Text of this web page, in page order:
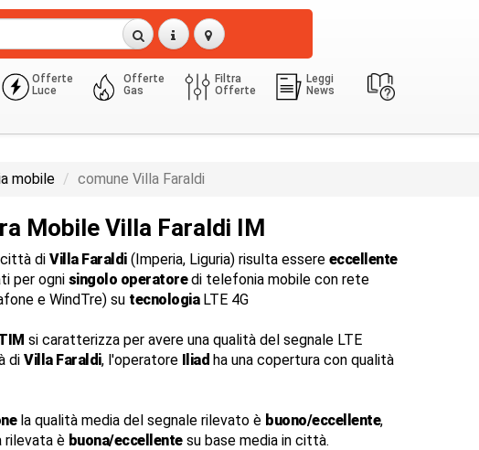
Offerte
Luce
Offerte
Gas
Filtra
Offerte
Leggi
News
mobile comune Villa Faraldi
Mobile Villa Faraldi IM
città di Villa Faraldi(Imperia, Liguria) risulta essere eccellente
per ogni singolo operatoredi telefonia mobile con rete
e WindTre) su tecnologiaLTE 4G
si caratterizza per avere una qualità del segnale LTE
di Villa Faraldi, l'operatore Iliad ha una copertura con qualità
la qualità media del segnale rilevato è buono/eccellente,
rilevata è buona/eccellentesu base media in città.